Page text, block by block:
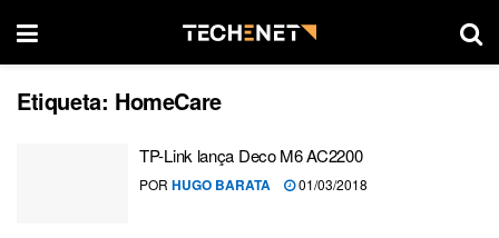
Etiqueta: HomeCare
TP-Link lança Deco M6 AC2200
POR HUGO BARATA 01/03/2018